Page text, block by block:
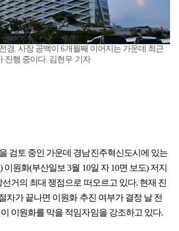
경. 사장 공백이 6개월째 이어지는 가운데 최근
진행 중이다. 김현우 기자
검토 중인 가운데 경남진주혁신도시에 있는
원화(부산일보 3월 10일 자 10면 보도) 저지
거의 최대 쟁점으로 떠오르고 있다. 현재 진
차가 끝나면 이원화 추진 여부가 결정 날 전
이원화를 막을 적임자임을 강조하고 있다.